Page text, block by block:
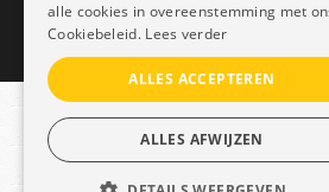
Copyright © 2021 Dais. All
Sitemap–GDPR
alle cookies in overeenstemming met
Cookiebeleid. Lees verder
ALLES ACCEPTEREN
ALLES AFWIJZEN